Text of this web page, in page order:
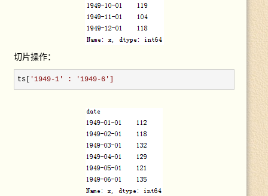
切片操作：
ts[ '1949-1 ' : '1949-6 ']